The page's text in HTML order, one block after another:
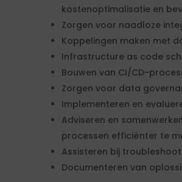
kostenoptimalisatie en
Zorgen voor naadloze
Koppelingen maken met
Infrastructure as code
Bouwen van CI/CD-
Zorgen voor data
Implementeren en
Adviseren en
processen efficiënter te
Assisteren bij
Documenteren van